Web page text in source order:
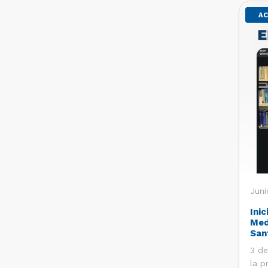
3
la